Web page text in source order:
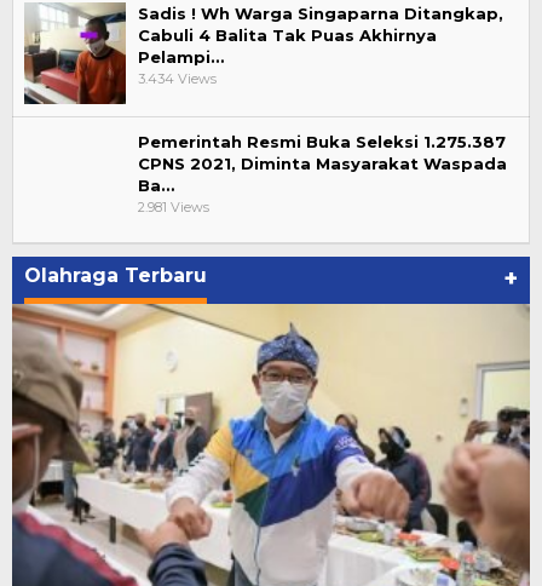
Sadis ! Wh Warga Singaparna Ditangkap,
Cabuli 4 Balita Tak Puas Akhirnya
Pelampi…
3.434 Views
Pemerintah Resmi Buka Seleksi 1.275.387
CPNS 2021, Diminta Masyarakat Waspada
Ba…
2.981 Views
Olahraga Terbaru +